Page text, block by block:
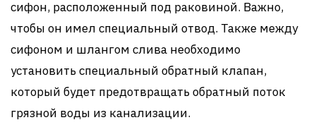
сифон, расположенный под раковиной. Важно,
чтобы он имел специальный отвод. Также между
сифоном и шлангом слива необходимо
установить специальный обратный клапан,
который будет предотвращать обратный поток
грязной воды из канализации.